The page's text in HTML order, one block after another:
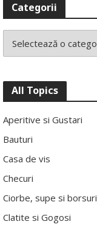
Categorii
All Topics
Aperitive si Gustari
Bauturi
Casa de vis
Checuri
Ciorbe, supe si borsuri
Clatite si Gogosi